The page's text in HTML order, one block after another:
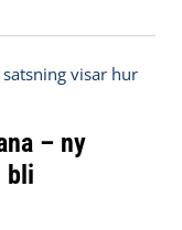
– ny
bli